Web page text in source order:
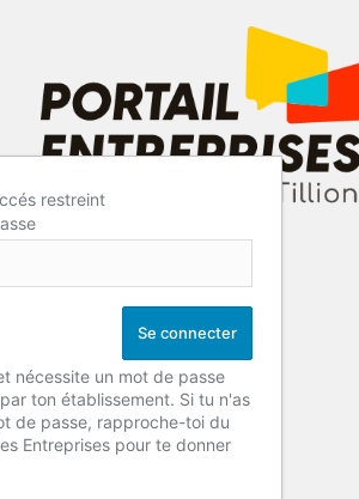
restreint
nécessite un mot de passe
ton établissement. Si tu n'as
de passe, rapproche-toi du
Entreprises pour te donner